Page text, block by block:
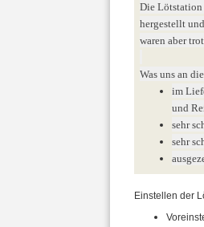
Die Lötstation
hergestellt
waren aber
Was uns an
im
und
sehr
sehr
Einstellen der